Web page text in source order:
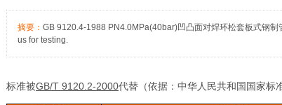
摘要： GB 9120.4-1988 PN4.0MPa(40bar)凹凸面对焊环松套板式钢
us for testing.
标准被GB/T 9120.2-2000代替（依据：中华人民共和国国家标